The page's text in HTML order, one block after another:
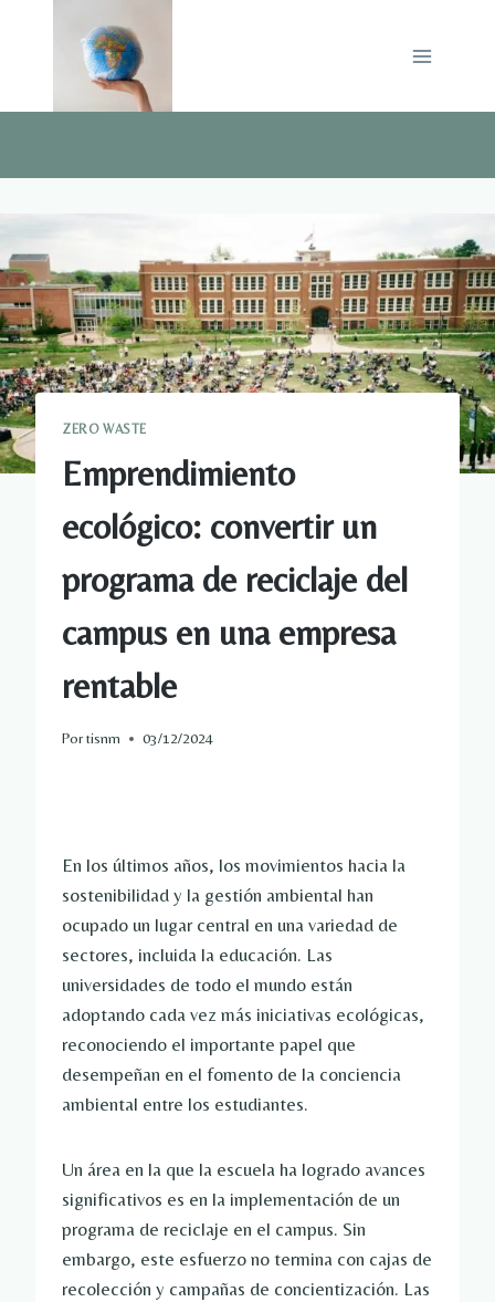
ZERO WASTE
Emprendimiento
ecológico: convertir un
programa de reciclaje del
campus en una empresa
rentable
Portisnm 03/12/2024
En los últimos años, los movimientos hacia la
sostenibilidad y la gestión ambiental han
ocupado un lugar central en una variedad de
sectores, incluida la educación. Las
universidades de todo el mundo están
adoptando cada vez más iniciativas ecológicas,
reconociendo el importante papel que
desempeñan en el fomento de la conciencia
ambiental entre los estudiantes.
Un área en la que la escuela ha logrado avances
significativos es en la implementación de un
programa de reciclaje en el campus. Sin
embargo, este esfuerzo no termina con cajas de
recolección y campañas de concientización. Las